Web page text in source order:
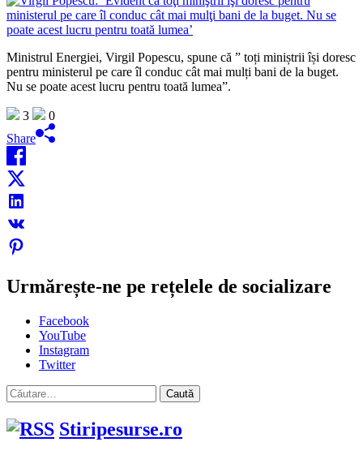
Ministrul Energiei, Virgil Popescu, spune că ” toți miniștrii își doresc
pentru ministerul pe care îl conduc cât mai mulți bani de la buget.
Nu se poate acest lucru pentru toată lumea”.
3
0
Share
Urmărește-ne pe rețelele de socializare
Facebook
YouTube
Instagram
Twitter
Caută
după:
Stiripesurse.ro